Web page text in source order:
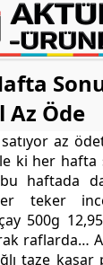
Az Öde
az
ki her hafta
haftada
teker
500g
raflarda…
taze kaşar